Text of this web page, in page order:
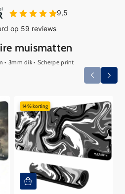
muismatten
• 3mm dik • Scherpe print
14% korting